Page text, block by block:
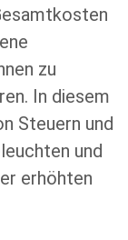
zu
In diesem
Steuern und
und
erhöhten